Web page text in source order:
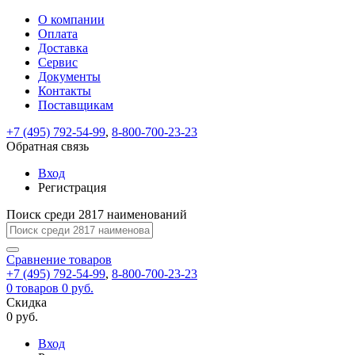
ВходРегистрация
Только
test@example.com
отправлена
по
ней
для
регистрации.
Ок
Только
Запомнить
меня
Забыли
Восстановление
пароля
Заполните
форму.
Мы
отправим
ссылку
на
указанный
электронный
адрес,
перейдя
по
которой
вы
новый
На
вашу
test@test.ru
отправлена
ссылка.
Перейдите
по
для
смены
пароля.
Введите
новый
пароль
Сменить
Пароль
успешно
Войти
Обратная
связь
Сообщение
пользовательского
соглашения
Ваше
сообщение
успешно
О компании
Оплата
Доставка
Сервис
Документы
Контакты
Поставщикам
+7 (495) 792-54-99, 8-800-700-23-23
Обратная связь
Вход
Регистрация
Поиск среди 2817 наименований
Сравнение товаров
+7 (495) 792-54-99, 8-800-700-23-23
0 товаров 0 руб.
Скидка
0 руб.
Вход